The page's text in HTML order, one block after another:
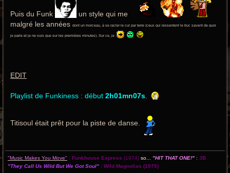
Puis du Funk
un style qui me
malgré les années dont un morceau, à se racler le cul par terre (ceux qui ressentent le truc savent de quoi
je parle et je ne suis que sur les premières minutes). Sur ce, je
EDIT
Playlist de Funkiness : début 2h01mn07s
Titisoul était prêt pour la piste de danse.
"Music Makes You Move" : Funkhouse Express (1974) so... "HIT THAT ONE!" : JB
"They Call Us Wild But We Got Soul" : Wild Magnolias (1975)